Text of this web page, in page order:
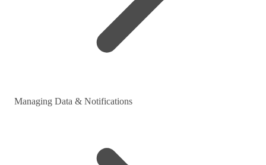
Managing Data & Notifications